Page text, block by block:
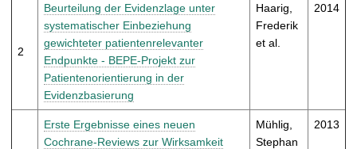
2
Beurteilung der Evidenzlage unter
systematischer Einbeziehung
gewichteter patientenrelevanter
Endpunkte - BEPE-Projekt zur
Patientenorientierung in der
Evidenzbasierung
Haarig,
Frederik
et al.
2014
Erste Ergebnisse eines neuen
Cochrane-Reviews zur Wirksamkeit
Mühlig,
Stephan
2013